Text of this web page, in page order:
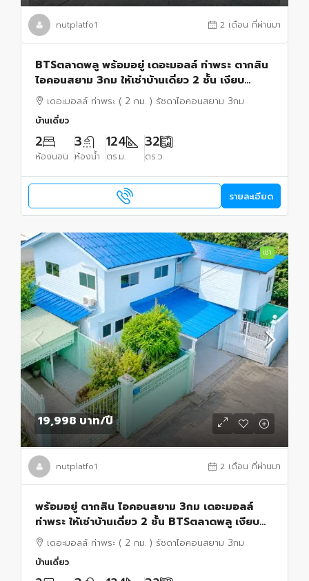
nutplatfo1 2 เดือน ที่ผ่านมา
BTSตลาดพลู พร้อมอยู่ เดอะมอลล์ ท่าพระ ตากสิน
ไอคอนสยาม 3กม ให้เช่าบ้านเดี่ยว 2 ชั้น เงียบ
สงบ32ตรว. 124ตรม. 2นอน 3น้ำ 2จอดรถ 4แอร์
เดอะมอลล์ ท่าพระ ( 2 กม. ) รัชดาไอคอนสยาม 3กม
บ้านเดี่ยว
2
ห้องนอน
3
ห้องน้ำ
124
ตร.ม.
32
ตร.ว.
รายละเอียด
เช่า
19,998 บาท/ปี
nutplatfo1 2 เดือน ที่ผ่านมา
พร้อมอยู่ ตากสิน ไอคอนสยาม 3กม เดอะมอลล์
ท่าพระ ให้เช่าบ้านเดี่ยว 2 ชั้น BTSตลาดพลู เงียบ
สงบ32ตรว. 124ตรม. 2นอน 3น้ำ 2จอดรถ 4แอร์
เดอะมอลล์ ท่าพระ ( 2 กม. ) รัชดาไอคอนสยาม 3กม
บ้านเดี่ยว